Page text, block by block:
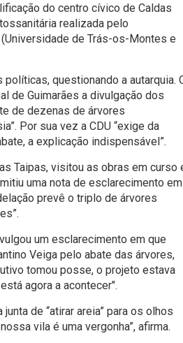
do centro cívico de Caldas
realizada pelo
de Trás-os-Montes e
questionando a autarquia.
de Guimarães a divulgação dos
de dezenas de árvores
”. Por sua vez a CDU “exige da
a explicação indispensável”.
Taipas, visitou as obras em curso
uma nota de esclarecimento em
prevê o triplo de árvores
um esclarecimento em que
Veiga pelo abate das árvores,
tomou posse, o projeto estava
agora a acontecer".
de “atirar areia” para os olhos
vila é uma vergonha”, afirma.